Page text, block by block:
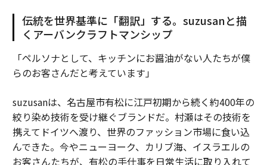
伝統を世界基準に「翻訳」する。suzusanと描
くアーバンクラフトマンシップ
「ペルソナとして、キッチンにお醤油がない人たちが僕
らのお客さんだと考えています」
suzusanは、名古屋市有松に江戸初期から続く約400年の
絞り染め技術を受け継ぐブランドだ。村瀬はその技術を
携えてドイツへ渡り、世界のファッション市場に食い込
んできた。今やニューヨーク、カリブ海、イスラエルの
お客さんたちが、有松の手仕事を日常生活に取り入れて